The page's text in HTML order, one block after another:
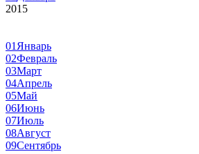
2015
01 Январь
02Февраль
03Март
04Апрель
05Май
06Июнь
07Июль
08Август
09Сентябрь